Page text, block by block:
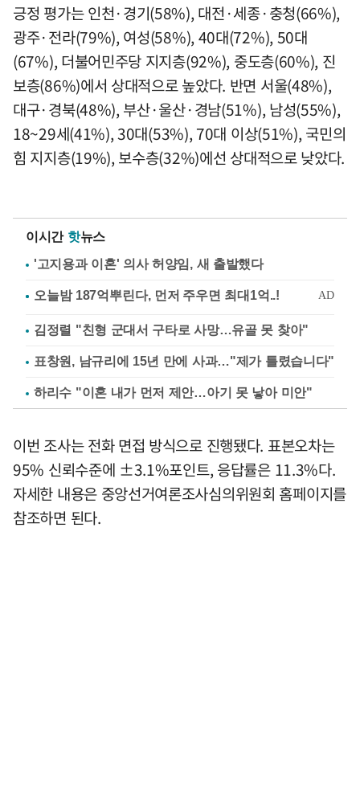
긍정 평가는 인천·경기(58%), 대전·세종·충청(66%),
광주·전라(79%), 여성(58%), 40대(72%), 50대
(67%), 더불어민주당 지지층(92%), 중도층(60%), 진
보층(86%)에서 상대적으로 높았다. 반면 서울(48%),
대구·경북(48%), 부산·울산·경남(51%), 남성(55%),
18~29세(41%), 30대(53%), 70대 이상(51%), 국민의
힘 지지층(19%), 보수층(32%)에선 상대적으로 낮았다.
이시간 핫뉴스
'고지용과 이혼' 의사 허양임, 새 출발했다
김정렬 "친형 군대서 구타로 사망…유골 못 찾아"
표창원, 남규리에 15년 만에 사과…"제가 틀렸습니다"
하리수 "이혼 내가 먼저 제안…아기 못 낳아 미안"
이번 조사는 전화 면접 방식으로 진행됐다. 표본오차는
95% 신뢰수준에 ±3.1%포인트, 응답률은 11.3%다.
자세한 내용은 중앙선거여론조사심의위원회 홈페이지를
참조하면 된다.